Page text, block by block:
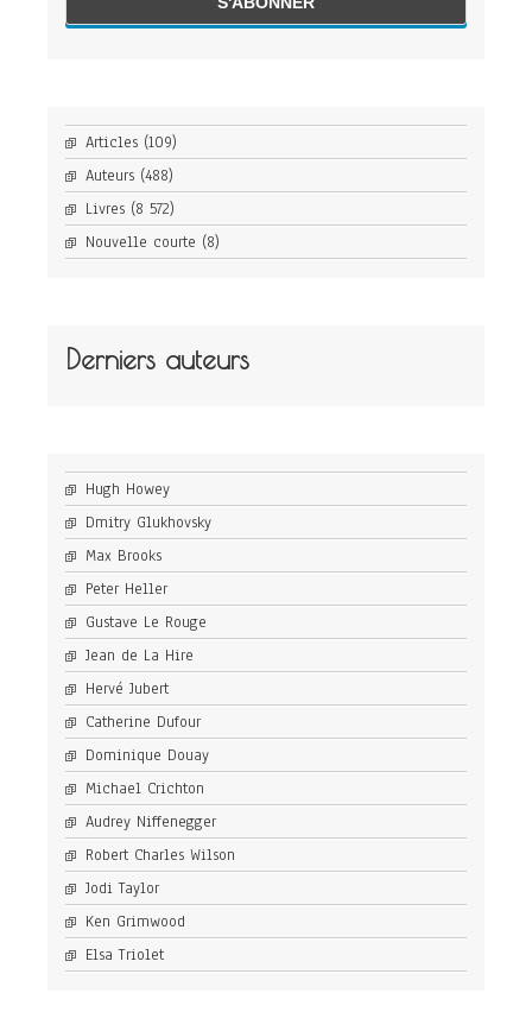
Articles (109)
Auteurs (488)
Livres (8 572)
Nouvelle courte (8)
Derniers auteurs
Hugh Howey
Dmitry Glukhovsky
Max Brooks
Peter Heller
Gustave Le Rouge
Jean de La Hire
Hervé Jubert
Catherine Dufour
Dominique Douay
Michael Crichton
Audrey Niffenegger
Robert Charles Wilson
Jodi Taylor
Ken Grimwood
Elsa Triolet